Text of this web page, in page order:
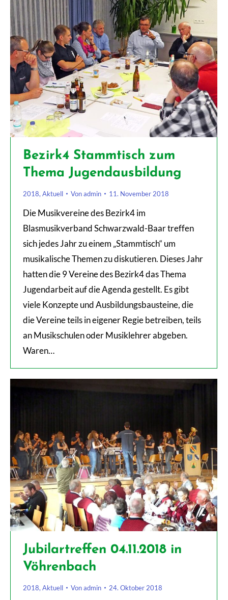
Bezirk4 Stammtisch zum
Thema Jugendausbildung
2018,Aktuell Vonadmin 11. November 2018
Die Musikvereine des Bezirk4 im
Blasmusikverband Schwarzwald-Baar treffen
sich jedes Jahr zu einem „Stammtisch“ um
musikalische Themen zu diskutieren. Dieses Jahr
hatten die 9 Vereine des Bezirk4 das Thema
Jugendarbeit auf die Agenda gestellt. Es gibt
viele Konzepte und Ausbildungsbausteine, die
die Vereine teils in eigener Regie betreiben, teils
an Musikschulen oder Musiklehrer abgeben.
Waren…
Jubilartreffen 04.11.2018 in
Vöhrenbach
2018,Aktuell Vonadmin 24. Oktober 2018